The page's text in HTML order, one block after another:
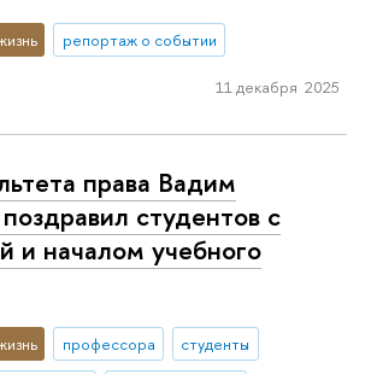
репортаж о событии
11 декабря 2025
права Вадим
студентов с
и началом учебного
профессора
студенты